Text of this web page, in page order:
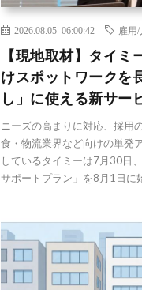
2026.08.05 06:00:42 雇用
【現地取材】タイミ
けスポットワークを
し」に使える新サー
ニーズの高まりに対応、採用
食・物流業界など向けの単発
しているタイミーは7月30日
サポートプラン」を8月1日に